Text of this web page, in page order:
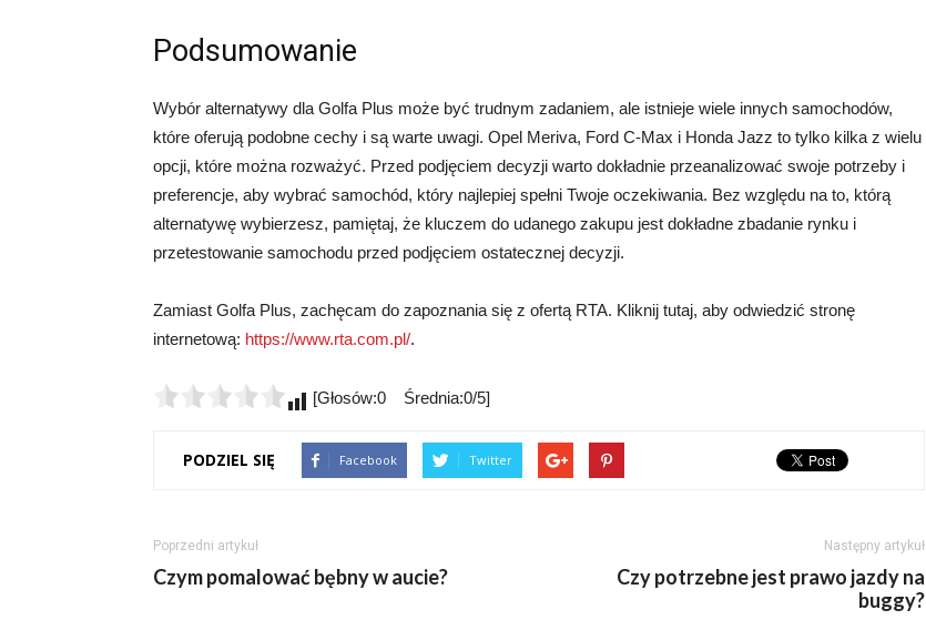
Podsumowanie
Wybór alternatywy dla Golfa Plus może być trudnym zadaniem, ale istnieje wiele innych samochodów,
które oferują podobne cechy i są warte uwagi. Opel Meriva, Ford C-Max i Honda Jazz to tylko kilka z wielu
opcji, które można rozważyć. Przed podjęciem decyzji warto dokładnie przeanalizować swoje potrzeby i
preferencje, aby wybrać samochód, który najlepiej spełni Twoje oczekiwania. Bez względu na to, którą
alternatywę wybierzesz, pamiętaj, że kluczem do udanego zakupu jest dokładne zbadanie rynku i
przetestowanie samochodu przed podjęciem ostatecznej decyzji.
Zamiast Golfa Plus, zachęcam do zapoznania się z ofertą RTA. Kliknij tutaj, aby odwiedzić stronę
internetową: https://www.rta.com.pl/.
[Głosów:0 Średnia:0/5]
PODZIEL SIĘ Facebook Twitter
Poprzedni artykuł
Czym pomalować bębny w aucie?
Następny artykuł
Czy potrzebne jest prawo jazdy na
buggy?